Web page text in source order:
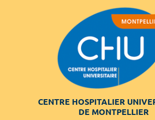
CENTRE HOSPITALIER
DE MONTPELLIER